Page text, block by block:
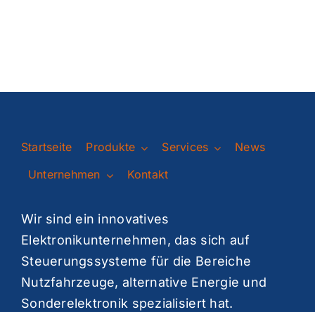
Startseite Produkte Services
News
Unternehmen
Kontakt
Wir sind ein innovatives
Elektronikunternehmen, das sich auf
Steuerungssysteme für die Bereiche
Nutzfahrzeuge, alternative Energie und
Sonderelektronik spezialisiert hat.